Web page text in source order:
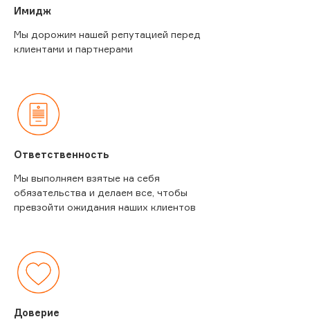
Имидж
Мы дорожим нашей репутацией перед
клиентами и партнерами
Ответственность
Мы выполняем взятые на себя
обязательства и делаем все, чтобы
превзойти ожидания наших клиентов
Доверие